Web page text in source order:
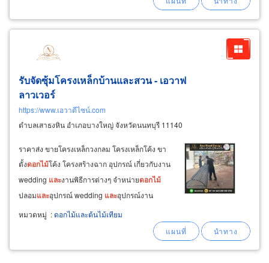
รับจัดซุ้มโครงเหล็กบ้านและสวน - เอวาฟ
ลาวเวอร์
https://www.เอวาดีไซน์.com
ตำบลเสาธงหิน อำเภอบางใหญ่ จังหวัดนนทบุรี 11140
ราคาส่ง ขายโครงเหล็กวงกลม โครงเหล็กโค้ง ขา
ตั้งดอกไม้โค้ง โครงสร้างฉาก อุปกรณ์ เกี่ยวกับงาน
wedding และงานพิธีการต่างๆ จำหน่ายดอกไม้
ปลอมและอุปกรณ์ wedding และอุปกรณ์งาน
พิธีการต่างๆ รับออกแบบและตกแต่งสถานที่ คาเฟ่
ร้านอาหาร รีสอร์ท โรงแรม คอนโด สำนักงานขาย
ดอกไม้
หมวดหมู่ :ดอกไม้และต้นไม้เทียม